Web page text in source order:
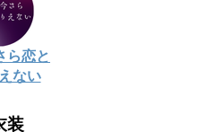
ら恋と
ない
装